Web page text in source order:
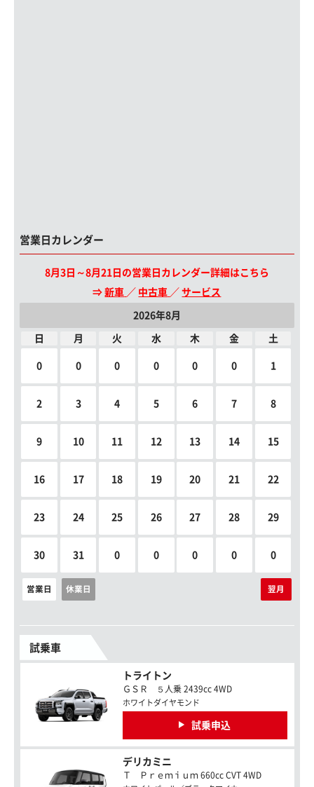
営業日カレンダー
8月3日～8月21日の営業日カレンダー詳細はこちら
⇒新車 ／ 中古車 ／サービス
2026年8月
日 月 火 水 木 金 土
0 0 0 0 0 0 1
2 3 4 5 6 7 8
9 10 11 12 13 14 15
16 17 18 19 20 21 22
23 24 25 26 27 28 29
30 31 0 0 0 0 0
営業日 休業日 翌月
試乗車
トライトン
ＧＳＲ ５人乗 2439cc 4WD
ホワイトダイヤモンド
試乗申込
デリカミニ
Ｔ Ｐｒｅｍｉｕｍ 660cc CVT 4WD